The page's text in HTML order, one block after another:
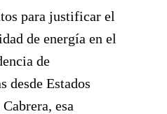
para justificar el
de energía en el
de
desde Estados
esa